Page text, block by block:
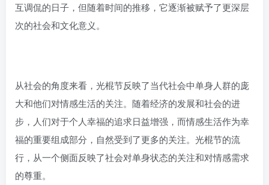
互调侃的日子，但随着时间的推移，它逐渐被赋予了更深层
次的社会和文化意义。
从社会的角度来看，光棍节反映了当代社会中单身人群的庞
大和他们对情感生活的关注。随着经济的发展和社会的进
步，人们对于个人幸福的追求日益增强，而情感生活作为幸
福的重要组成部分，自然受到了更多的关注。光棍节的流
行，从一个侧面反映了社会对单身状态的关注和对情感需求
的尊重。